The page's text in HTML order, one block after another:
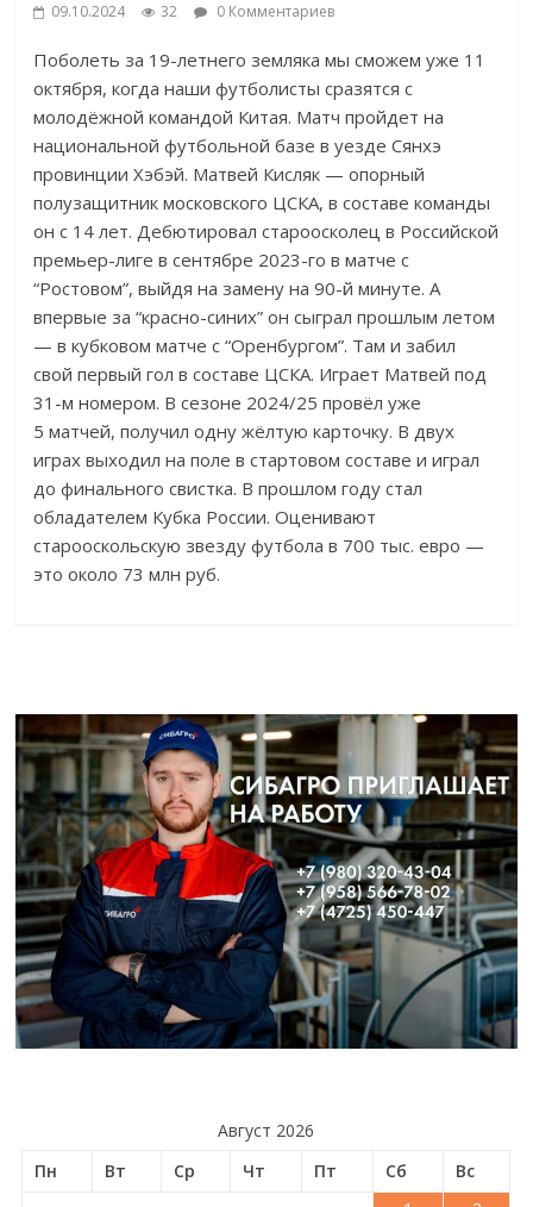
09.10.2024 32 0 Комментариев
Поболеть за 19-летнего земляка мы сможем уже 11
октября, когда наши футболисты сразятся с
молодёжной командой Китая. Матч пройдет на
национальной футбольной базе в уезде Сянхэ
провинции Хэбэй. Матвей Кисляк — опорный
полузащитник московского ЦСКА, в составе команды
он с 14 лет. Дебютировал староосколец в Российской
премьер-лиге в сентябре 2023-го в матче с
“Ростовом”, выйдя на замену на 90-й минуте. А
впервые за “красно-синих” он сыграл прошлым летом
— в кубковом матче с “Оренбургом”. Там и забил
свой первый гол в составе ЦСКА. Играет Матвей под
31-м номером. В сезоне 2024/25 провёл уже
5 матчей, получил одну жёлтую карточку. В двух
играх выходил на поле в стартовом составе и играл
до финального свистка. В прошлом году стал
обладателем Кубка России. Оценивают
старооскольскую звезду футбола в 700 тыс. евро —
это около 73 млн руб.
Август 2026
Пн
Вт Ср Чт Пт Сб
Вс